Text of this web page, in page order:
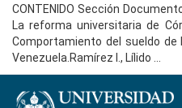
CONTENIDO Sección
La reforma universitaria de
Comportamiento del sueldo
Venezuela.Ramírez I., Lílido ...